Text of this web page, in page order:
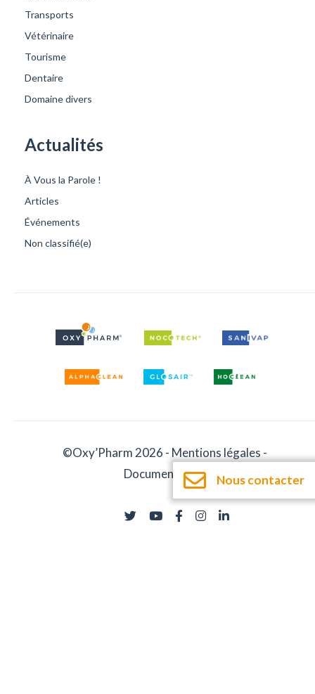
Transports
Vétérinaire
Tourisme
Dentaire
Domaine divers
Actualités
À Vous la Parole !
Articles
Événements
Non classifié(e)
©Oxy’Pharm 2026 - Mentions légales -
Documentation
Nous contacter